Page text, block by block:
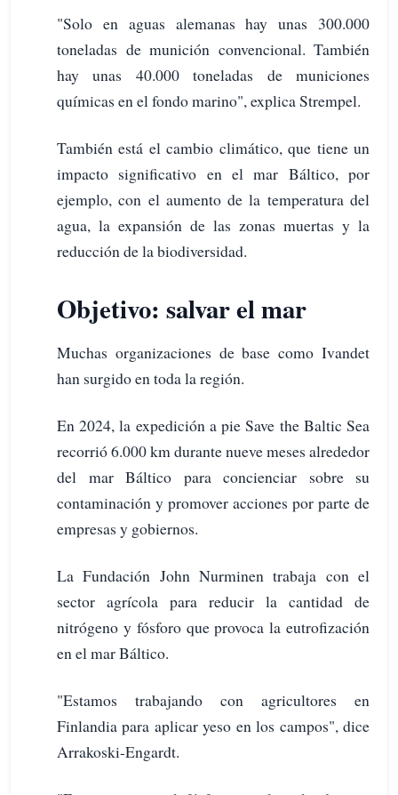
"Solo en aguas alemanas hay unas 300.000
toneladas de munición convencional. También
hay unas 40.000 toneladas de municiones
químicas en el fondo marino", explica Strempel.
También está el cambio climático, que tiene un
impacto significativo en el mar Báltico, por
ejemplo, con el aumento de la temperatura del
agua, la expansión de las zonas muertas y la
reducción de la biodiversidad.
Objetivo: salvar el mar
Muchas organizaciones de base como Ivandet
han surgido en toda la región.
En 2024, la expedición a pie Save the Baltic Sea
recorrió 6.000 km durante nueve meses alrededor
del mar Báltico para concienciar sobre su
contaminación y promover acciones por parte de
empresas y gobiernos.
La Fundación John Nurminen trabaja con el
sector agrícola para reducir la cantidad de
nitrógeno y fósforo que provoca la eutrofización
en el mar Báltico.
"Estamos trabajando con agricultores en
Finlandia para aplicar yeso en los campos", dice
Arrakoski-Engardt.